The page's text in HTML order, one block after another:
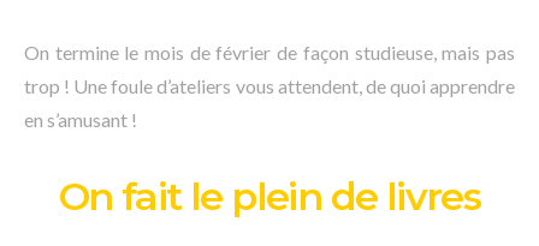
On termine le mois de février de façon studieuse, mais pas
trop ! Une foule d’ateliers vous attendent, de quoi apprendre
en s’amusant !
On fait le plein de livres